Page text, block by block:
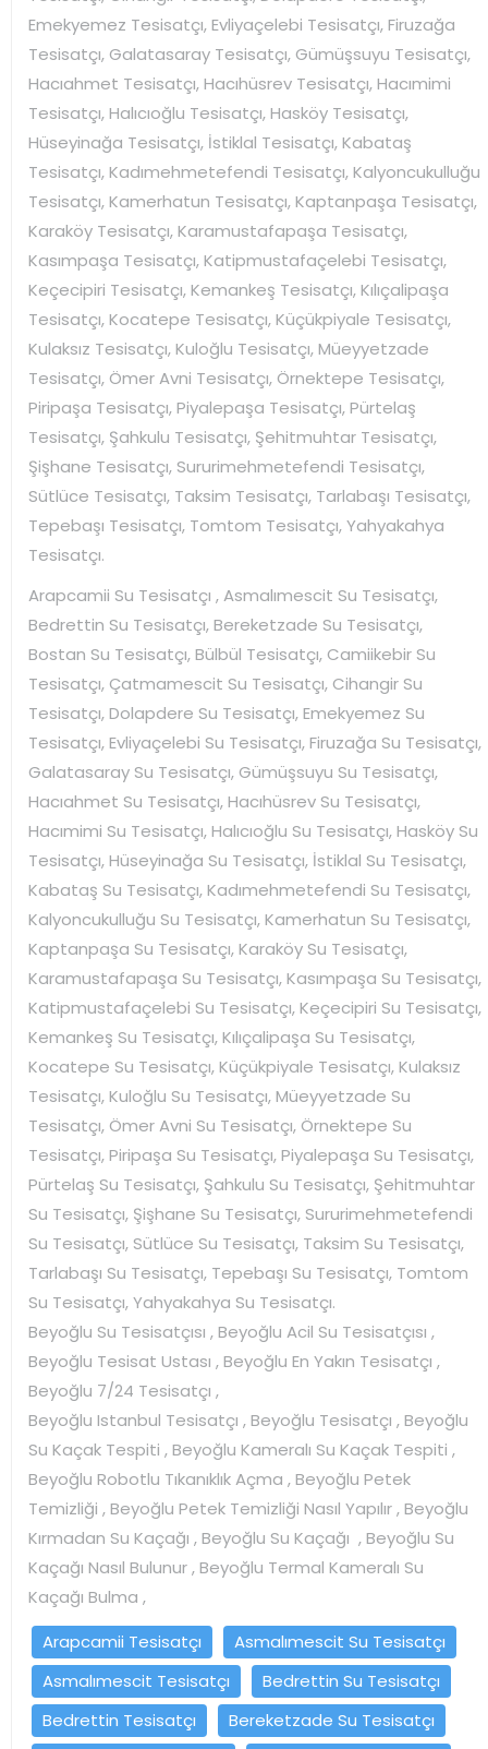
Emekyemez Tesisatçı, Evliyaçelebi Tesisatçı, Firuzağa
Tesisatçı, Galatasaray Tesisatçı, Gümüşsuyu Tesisatçı,
Hacıahmet Tesisatçı, Hacıhüsrev Tesisatçı, Hacımimi
Tesisatçı, Halıcıoğlu Tesisatçı, Hasköy Tesisatçı,
Hüseyinağa Tesisatçı, İstiklal Tesisatçı, Kabataş
Tesisatçı, Kadımehmetefendi Tesisatçı, Kalyoncukulluğu
Tesisatçı, Kamerhatun Tesisatçı, Kaptanpaşa Tesisatçı,
Karaköy Tesisatçı, Karamustafapaşa Tesisatçı,
Kasımpaşa Tesisatçı, Katipmustafaçelebi Tesisatçı,
Keçecipiri Tesisatçı, Kemankeş Tesisatçı, Kılıçalipaşa
Tesisatçı, Kocatepe Tesisatçı, Küçükpiyale Tesisatçı,
Kulaksız Tesisatçı, Kuloğlu Tesisatçı, Müeyyetzade
Tesisatçı, Ömer Avni Tesisatçı, Örnektepe Tesisatçı,
Piripaşa Tesisatçı, Piyalepaşa Tesisatçı, Pürtelaş
Tesisatçı, Şahkulu Tesisatçı, Şehitmuhtar Tesisatçı,
Şişhane Tesisatçı, Sururimehmetefendi Tesisatçı,
Sütlüce Tesisatçı, Taksim Tesisatçı, Tarlabaşı Tesisatçı,
Tepebaşı Tesisatçı, Tomtom Tesisatçı, Yahyakahya
Tesisatçı.
Arapcamii Su Tesisatçı , Asmalımescit Su Tesisatçı,
Bedrettin Su Tesisatçı, Bereketzade Su Tesisatçı,
Bostan Su Tesisatçı, Bülbül Tesisatçı, Camiikebir Su
Tesisatçı, Çatmamescit Su Tesisatçı, Cihangir Su
Tesisatçı, Dolapdere Su Tesisatçı, Emekyemez Su
Tesisatçı, Evliyaçelebi Su Tesisatçı, Firuzağa Su Tesisatçı,
Galatasaray Su Tesisatçı, Gümüşsuyu Su Tesisatçı,
Hacıahmet Su Tesisatçı, Hacıhüsrev Su Tesisatçı,
Hacımimi Su Tesisatçı, Halıcıoğlu Su Tesisatçı, Hasköy Su
Tesisatçı, Hüseyinağa Su Tesisatçı, İstiklal Su Tesisatçı,
Kabataş Su Tesisatçı, Kadımehmetefendi Su Tesisatçı,
Kalyoncukulluğu Su Tesisatçı, Kamerhatun Su Tesisatçı,
Kaptanpaşa Su Tesisatçı, Karaköy Su Tesisatçı,
Karamustafapaşa Su Tesisatçı, Kasımpaşa Su Tesisatçı,
Katipmustafaçelebi Su Tesisatçı, Keçecipiri Su Tesisatçı,
Kemankeş Su Tesisatçı, Kılıçalipaşa Su Tesisatçı,
Kocatepe Su Tesisatçı, Küçükpiyale Tesisatçı, Kulaksız
Tesisatçı, Kuloğlu Su Tesisatçı, Müeyyetzade Su
Tesisatçı, Ömer Avni Su Tesisatçı, Örnektepe Su
Tesisatçı, Piripaşa Su Tesisatçı, Piyalepaşa Su Tesisatçı,
Pürtelaş Su Tesisatçı, Şahkulu Su Tesisatçı, Şehitmuhtar
Su Tesisatçı, Şişhane Su Tesisatçı, Sururimehmetefendi
Su Tesisatçı, Sütlüce Su Tesisatçı, Taksim Su Tesisatçı,
Tarlabaşı Su Tesisatçı, Tepebaşı Su Tesisatçı, Tomtom
Su Tesisatçı, Yahyakahya Su Tesisatçı.
Beyoğlu Su Tesisatçısı , Beyoğlu Acil Su Tesisatçısı ,
Beyoğlu Tesisat Ustası , Beyoğlu En Yakın Tesisatçı ,
Beyoğlu 7/24 Tesisatçı ,
Beyoğlu Istanbul Tesisatçı , Beyoğlu Tesisatçı , Beyoğlu
Su Kaçak Tespiti , Beyoğlu Kameralı Su Kaçak Tespiti ,
Beyoğlu Robotlu Tıkanıklık Açma , Beyoğlu Petek
Temizliği , Beyoğlu Petek Temizliği Nasıl Yapılır , Beyoğlu
Kırmadan Su Kaçağı , Beyoğlu Su Kaçağı , Beyoğlu Su
Kaçağı Nasıl Bulunur , Beyoğlu Termal Kameralı Su
Kaçağı Bulma ,
Arapcamii Tesisatçı
Asmalımescit Su Tesisatçı
Asmalımescit Tesisatçı
Bedrettin Su Tesisatçı
Bedrettin Tesisatçı
Bereketzade Su Tesisatçı